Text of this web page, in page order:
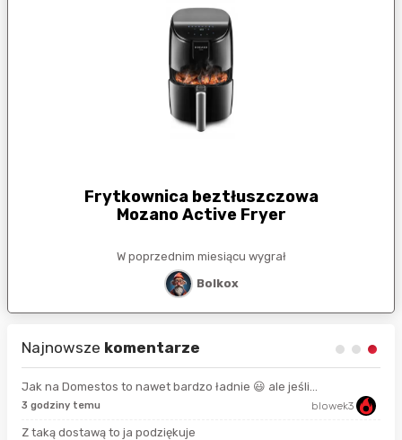
Frytkownica beztłuszczowa
Mozano Active Fryer
W poprzednim miesiącu wygrał
Bolkox
Najnowsze komentarze
Jak na Domestos to nawet bardzo ładnie 😃 ale jeśli...
3 godziny temu blowek3
Z taką dostawą to ja podziękuje